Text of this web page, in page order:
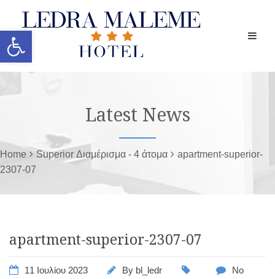
Ανοίξτε τη γραμμή εργαλείων
Latest News
Home Superior Διαμέρισμα - 4 άτομα
apartment-superior-
2307-07
apartment-superior-2307-07
11 Ιουλίου 2023 By bl_ledr
No